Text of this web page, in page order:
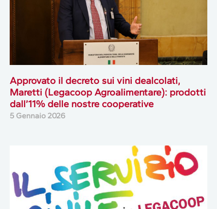
Approvato il decreto sui vini dealcolati,
Maretti (Legacoop Agroalimentare): prodotti
dall’11% delle nostre cooperative
5 Gennaio 2026